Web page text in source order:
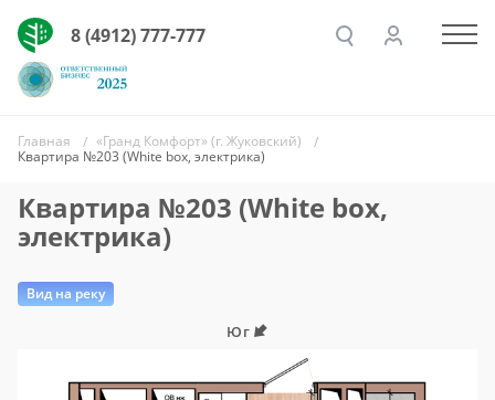
8 (4912) 777-777
Главная
«Гранд Комфорт» (г. Жуковский)
Квартира №203 (White box, электрика)
Квартира №203 (White box,
электрика)
Вид на реку
Юг